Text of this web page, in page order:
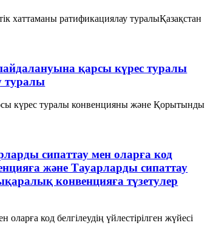
хаттаманы ратификациялау туралыҚазақстан
қарсы күрес туралы
туралы
күрес туралы конвенцияны және Қорытынды
сипаттау мен оларға код
және Тауарларды сипаттау
конвенцияға түзетулер
код белгілеудің үйлестірілген жүйесі